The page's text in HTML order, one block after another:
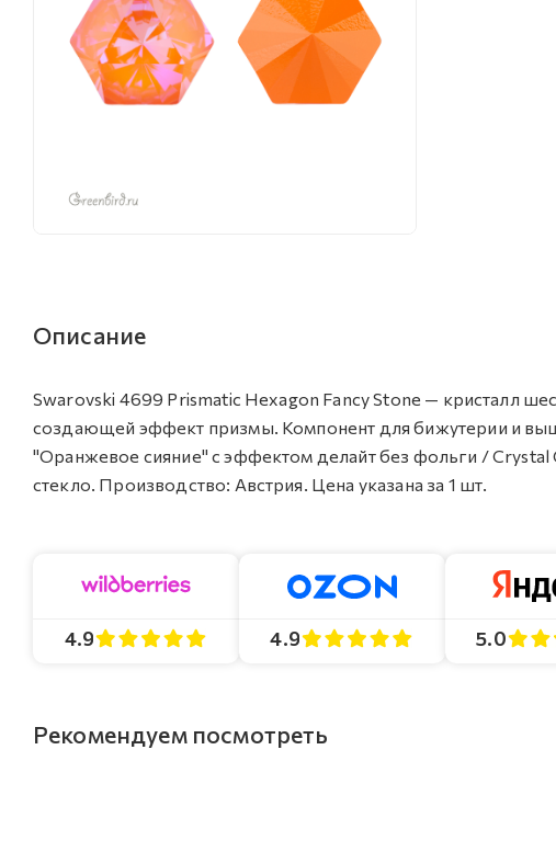
Описание
Swarovski 4699 Prismatic Hexagon Fancy Stone — кристалл
создающей эффект призмы. Компонент для бижутерии и
"Оранжевое сияние" c эффектом делайт без фольги /
стекло. Производство: Австрия. Цена указана за 1 шт.
4.9 4.9 5.0
Рекомендуем посмотреть